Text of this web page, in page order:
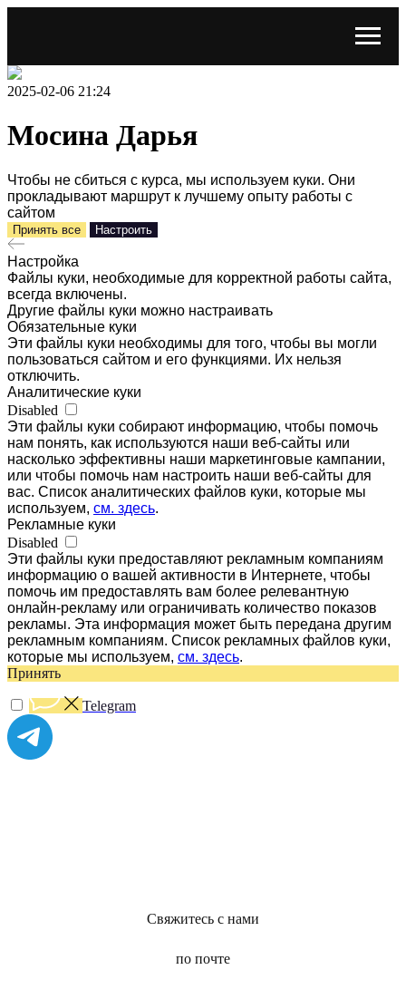
2025-02-06 21:24
Мосина Дарья
Чтобы не сбиться с курса, мы используем куки. Они
прокладывают маршрут к лучшему опыту работы с
сайтом
Принять все Настроить
Настройка
Файлы куки, необходимые для корректной работы сайта,
всегда включены.
Другие файлы куки можно настраивать
Обязательные куки
Эти файлы куки необходимы для того, чтобы вы могли
пользоваться сайтом и его функциями. Их нельзя
отключить.
Аналитические куки
Disabled
Эти файлы куки собирают информацию, чтобы помочь
нам понять, как используются наши веб-сайты или
насколько эффективны наши маркетинговые кампании,
или чтобы помочь нам настроить наши веб-сайты для
вас. Список аналитических файлов куки, которые мы
используем, см. здесь.
Рекламные куки
Disabled
Эти файлы куки предоставляют рекламным компаниям
информацию о вашей активности в Интернете, чтобы
помочь им предоставлять вам более релевантную
онлайн-рекламу или ограничивать количество показов
рекламы. Эта информация может быть передана другим
рекламным компаниям. Список рекламных файлов куки,
которые мы используем, см. здесь.
Принять
Telegram
Свяжитесь с нами
по почте